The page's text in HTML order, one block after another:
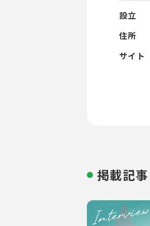
設立
住所
サイト
掲載記事